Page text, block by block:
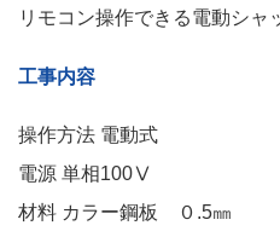
リモコン操作できる電動シャ
工事内容
操作方法 電動式
電源 単相100Ⅴ
材料 カラー鋼板 ０.5㎜